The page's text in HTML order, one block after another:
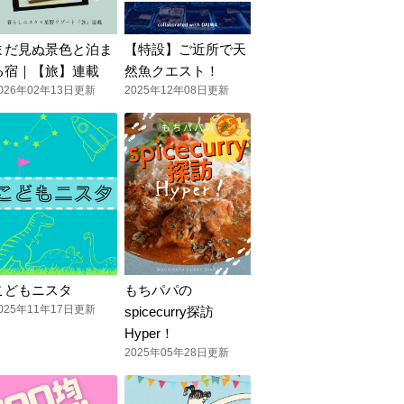
だ見ぬ景色と泊ま
宿｜【旅】連載
年02年13日更新
【特設】ご近所で天
然魚クエスト！
2025年12年08日更新
どもニスタ
年11年17日更新
もちパパの
spicecurry探訪
Hyper！
2025年05年28日更新